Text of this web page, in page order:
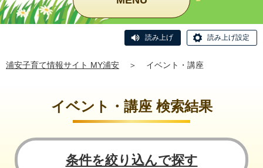
読み上げ 読み上げ設定
浦安子育て情報サイト MY浦安 ＞ イベント・講座
イベント・講座 検索結果
条件を絞り込んで探す